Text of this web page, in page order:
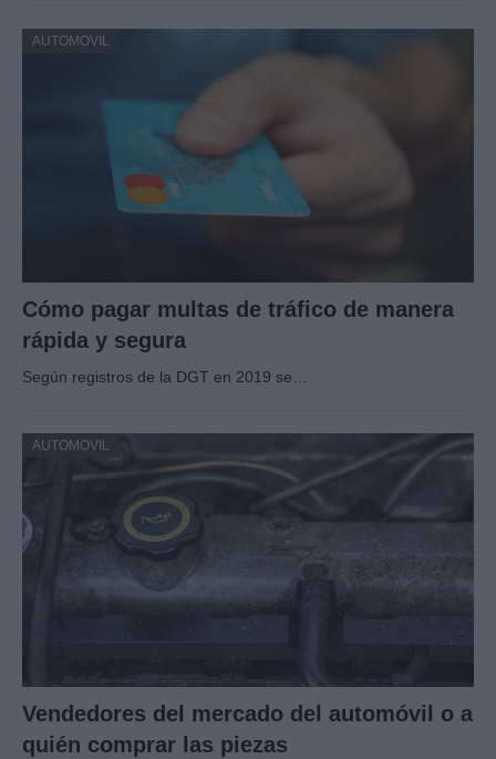
AUTOMOVIL
Cómo pagar multas de tráfico de manera
rápida y segura
Según registros de la DGT en 2019 se…
AUTOMOVIL
Vendedores del mercado del automóvil o a
quién comprar las piezas